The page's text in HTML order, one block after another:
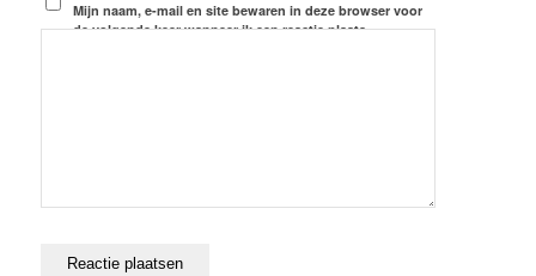
Mijn naam, e-mail en site bewaren in deze browser voor
de volgende keer wanneer ik een reactie plaats.